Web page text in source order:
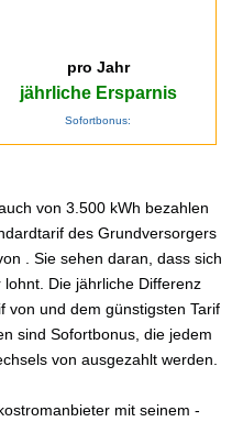
pro Jahr
jährliche Ersparnis
Sofortbonus:
von 3.500 kWh bezahlen
des Grundversorgers
. Sie sehen daran, dass sich
Die jährliche Differenz
von und dem günstigsten Tarif
sind Sofortbonus, die jedem
von ausgezahlt werden.
mit seinem -